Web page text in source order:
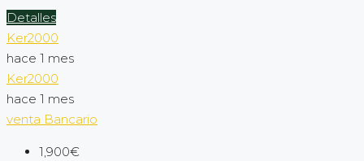
Detalles
Ker2000
hace 1 mes
Ker2000
hace 1 mes
venta Bancario
1,900€